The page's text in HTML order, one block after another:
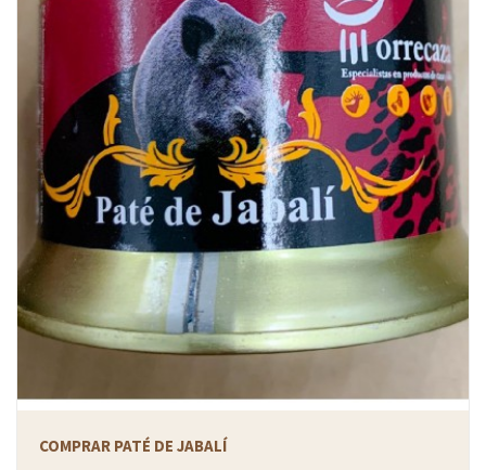
COMPRAR PATÉ DE JABALÍ